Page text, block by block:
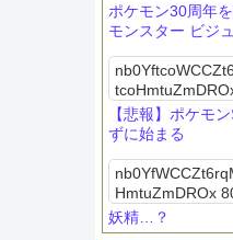
ポケモン30周年
モンスター ビジ
い配布されたし
の公式攻略本の
【悲報】ポケモ
ずに始まる
HmtuZmDROx
っても可愛い系
るだろブルーや
妖精…？